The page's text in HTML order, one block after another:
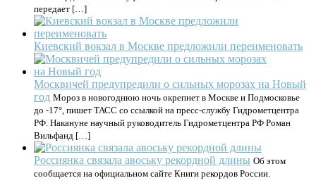
передает […]
Киевский вокзал в Москве предложили переименовать
Москвичей предупредили о сильных морозах на Новый
год Мороз в новогоднюю ночь окрепнет в Москве и Подмосковье
до -17°, пишет ТАСС со ссылкой на пресс-службу Гидрометцентра
РФ. Накануне научный руководитель Гидрометцентра РФ Роман
Вильфанд […]
Россиянка связала авоську рекордной длины Об этом
сообщается на официальном сайте Книги рекордов России.